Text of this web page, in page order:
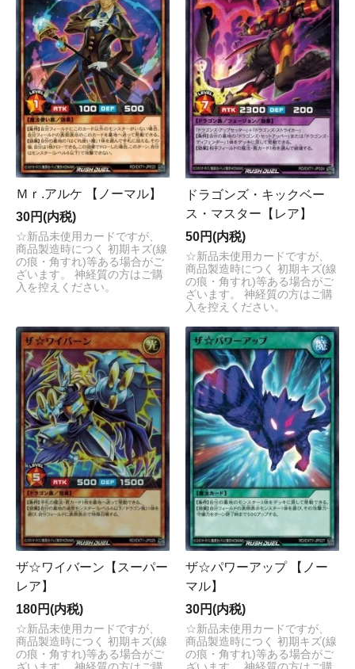
Ｍｒ.アルケ 【ノーマル】
30円(内税)
☆新品未使用カードですが、
商品製造時につく 初期キズ(線
の痕・角すれ)等ある場合がご
ざいます。 神経質の方はご購
入を控えください。
ドラゴンズ・キックベー
ス・マスター【レア】
50円(内税)
☆新品未使用カードですが、
商品製造時につく 初期キズ(線
の痕・角すれ)等ある場合がご
ざいます。 神経質の方はご購
入を控えください。
ザ☆ワイバーン【スーパー
レア】
180円(内税)
☆新品未使用カードですが、
商品製造時につく 初期キズ(線
の痕・角すれ)等ある場合がご
ザ☆パワーアップ 【ノー
マル】
30円(内税)
☆新品未使用カードですが、
商品製造時につく 初期キズ(線
の痕・角すれ)等ある場合がご